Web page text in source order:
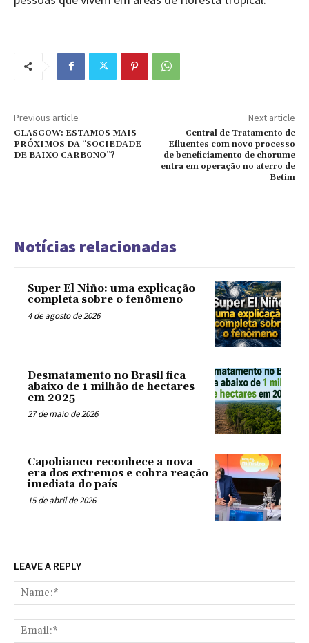
Previous article
GLASGOW: ESTAMOS MAIS
PRÓXIMOS DA “SOCIEDADE
DE BAIXO CARBONO”?
Next article
Central de Tratamento de
Efluentes com novo processo
de beneficiamento de chorume
entra em operação no aterro de
Betim
Notícias relacionadas
Super El Niño: uma explicação
completa sobre o fenômeno
4 de agosto de 2026
Desmatamento no Brasil fica
abaixo de 1 milhão de hectares
em 2025
27 de maio de 2026
Capobianco reconhece a nova
era dos extremos e cobra reação
imediata do país
15 de abril de 2026
LEAVE A REPLY